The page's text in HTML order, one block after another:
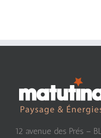
12 avenue des Prés –